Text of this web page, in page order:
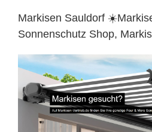
Markisen Sauldorf
Sonnenschutz Shop,